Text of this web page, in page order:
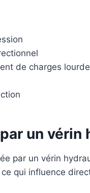
de charges
un vérin
par un vérin
qui influence